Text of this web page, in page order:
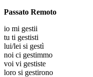
Passato Remoto
io mi gestii
tu ti gestisti
lui/lei si gestì
noi ci gestimmo
voi vi gestiste
loro si gestirono